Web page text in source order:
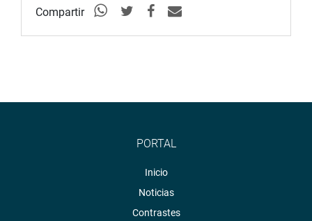
Compartir
PORTAL
Inicio
Noticias
Contrastes